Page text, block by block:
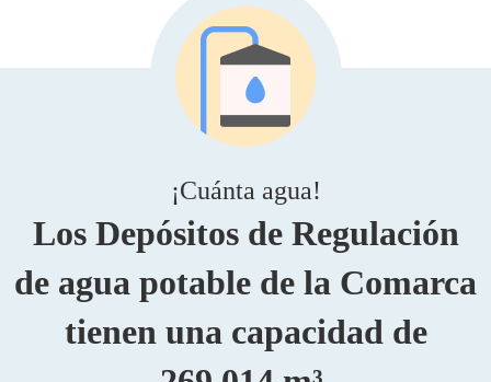
¡Cuánta agua!
Los Depósitos de Regulación
de agua potable de la Comarca
tienen una capacidad de